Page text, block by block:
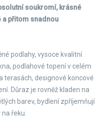
soukromí, krásné
a přitom snadnou
podlahy, vysoce kvalitní
podlahové topení v celém
terasách, designové koncové
Důraz je rovněž kladen na
barev, bydlení zpříjemňují
řeku.